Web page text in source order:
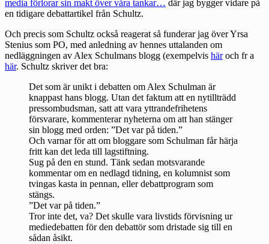
media förlorar sin makt över våra tankar… där jag bygger vidare på
en tidigare debattartikel från Schultz.
Och precis som Schultz också reagerat så funderar jag över Yrsa
Stenius som PO, med anledning av hennes uttalanden om
nedläggningen av Alex Schulmans blogg (exempelvis häroch fr a
här. Schultz skriver det bra:
Det som är unikt i debatten om Alex Schulman är
knappast hans blogg. Utan det faktum att en nytillträdd
pressombudsman, satt att vara yttrandefrihetens
försvarare, kommenterar nyheterna om att han stänger
sin blogg med orden: ”Det var på tiden.”
Och varnar för att om bloggare som Schulman får härja
fritt kan det leda till lagstiftning.
Sug på den en stund. Tänk sedan motsvarande
kommentar om en nedlagd tidning, en kolumnist som
tvingas kasta in pennan, eller debattprogram som
stängs.
”Det var på tiden.”
Tror inte det, va? Det skulle vara livstids förvisning ur
mediedebatten för den debattör som dristade sig till en
sådan åsikt.